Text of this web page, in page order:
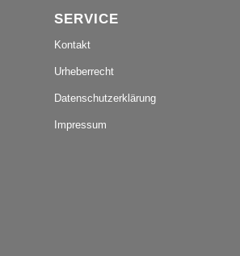
SERVICE
Kontakt
Urheberrecht
Datenschutzerklärung
Impressum